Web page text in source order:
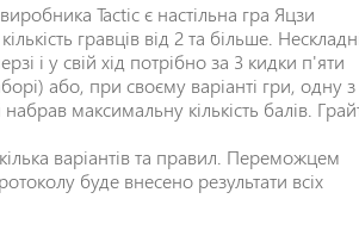
Tactic є настільна гра Яцзи
гравців від 2 та більше.
і у свій хід потрібно за 3 кидки п'яти
або, при своєму варіанті гри, одну з
максимальну кількість балів.
варіантів та правил. Переможцем
буде внесено результати всіх